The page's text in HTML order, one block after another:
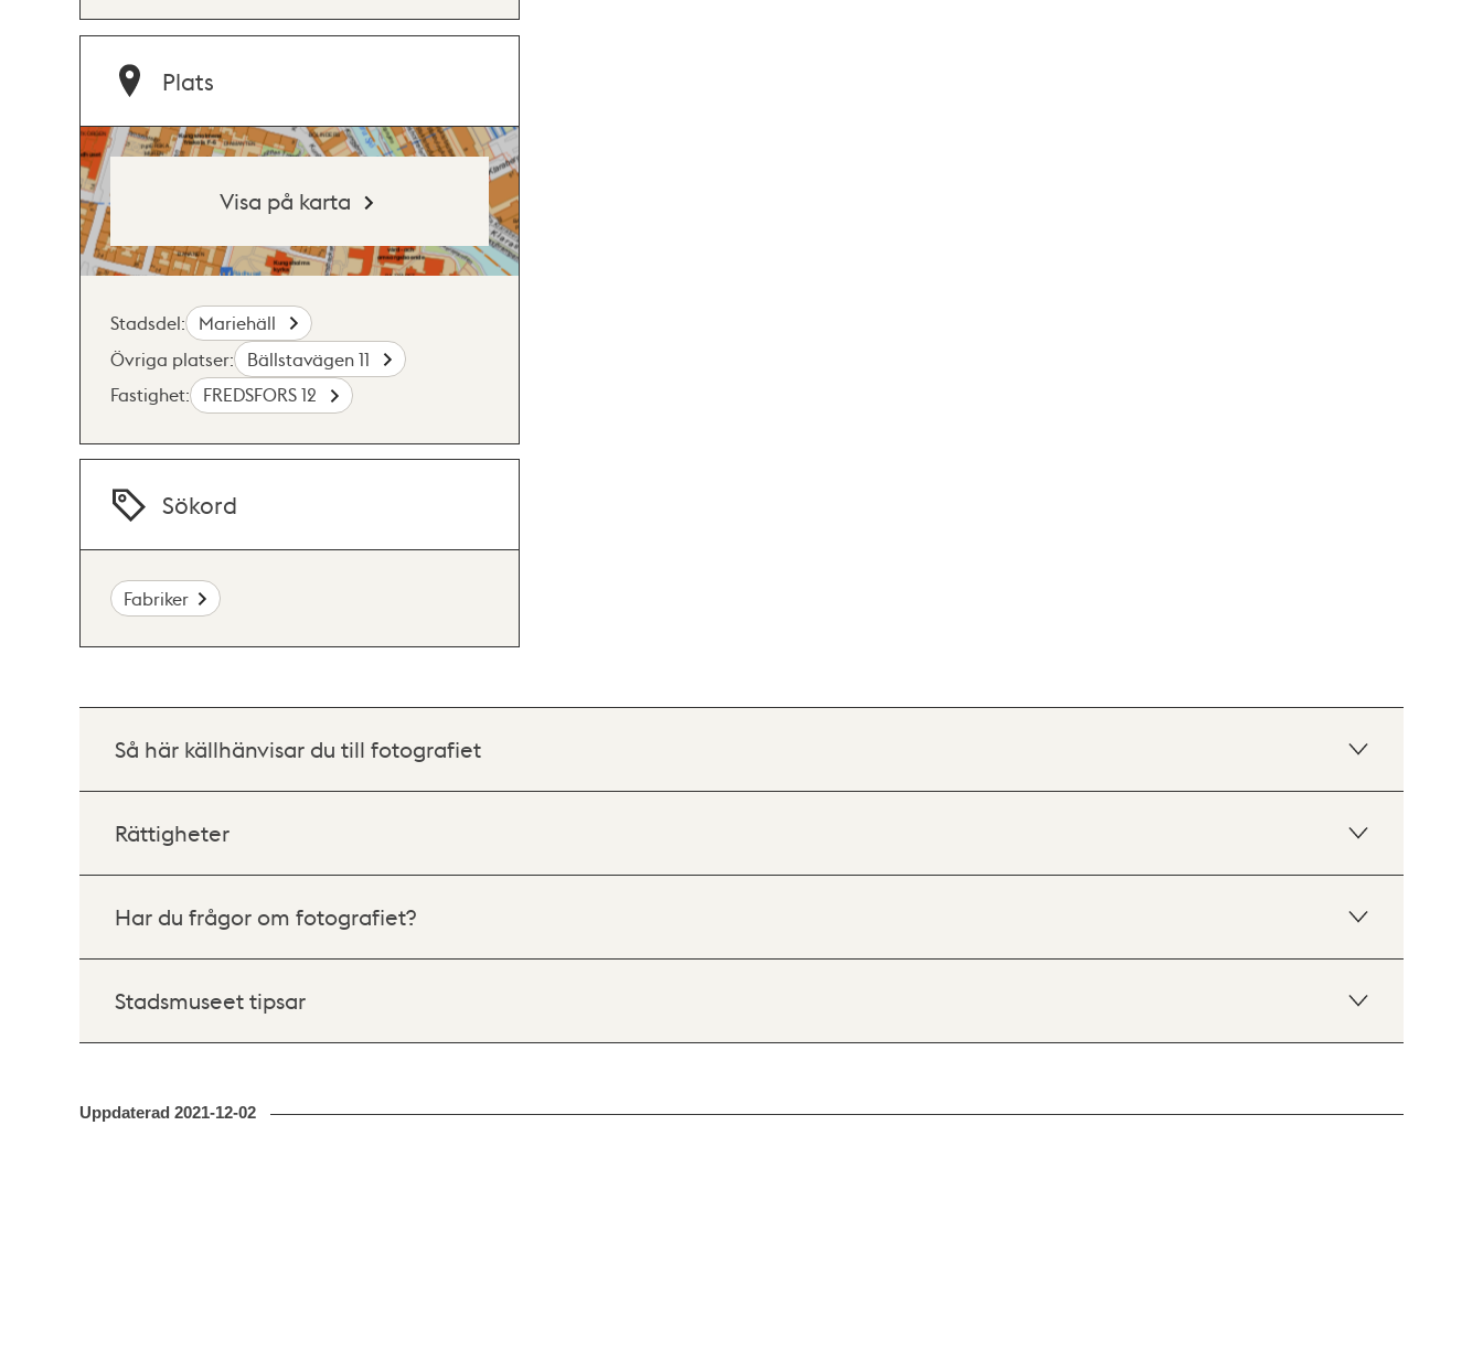
Plats
Visa på karta
Stadsdel:
Mariehäll
Övriga platser:
Bällstavägen 11
Fastighet:
FREDSFORS 12
Sökord
Fabriker
Så här källhänvisar du till fotografiet
Rättigheter
Har du frågor om fotografiet?
Stadsmuseet tipsar
Uppdaterad 2021-12-02